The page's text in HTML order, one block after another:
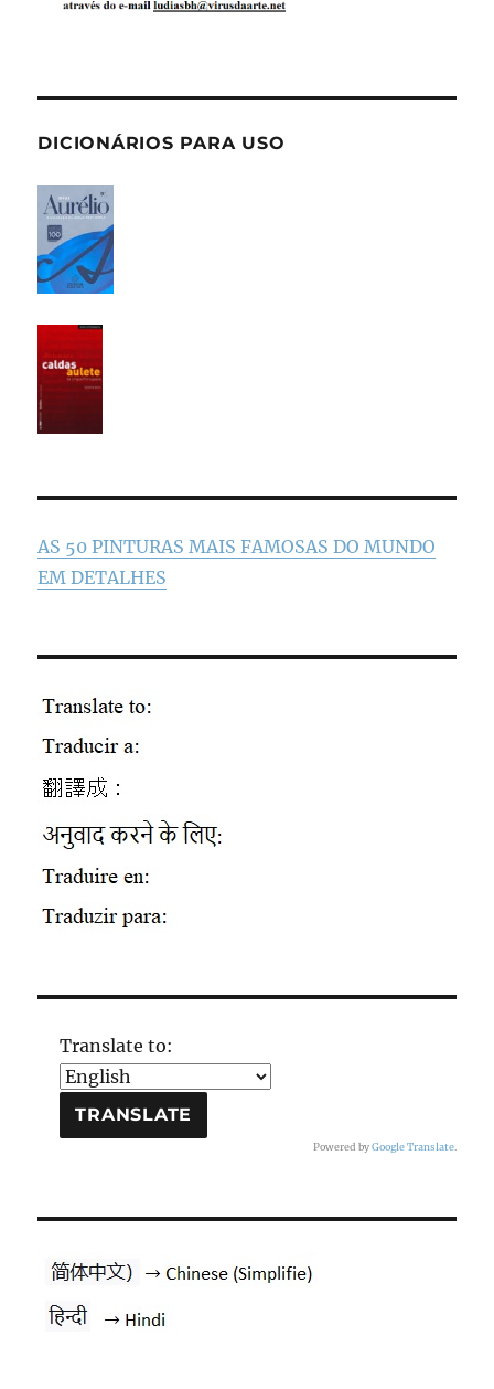
DICIONÁRIOS PARA USO
AS 50 PINTURAS MAIS FAMOSAS DO MUNDO
EM DETALHES
Translate to:
Powered byGoogle Translate.